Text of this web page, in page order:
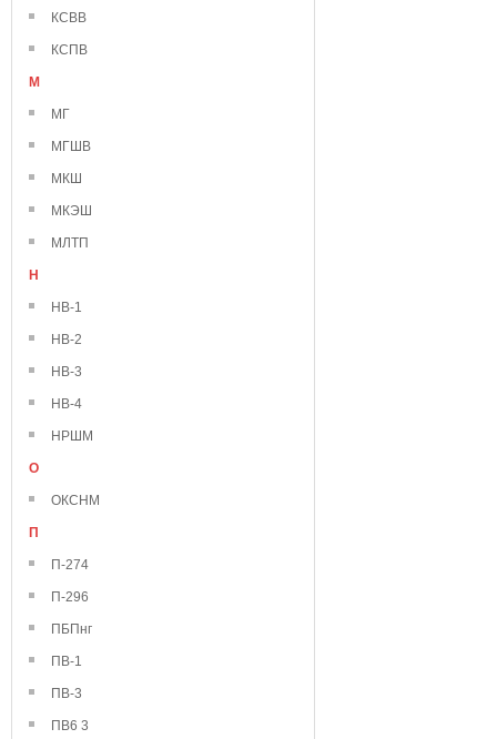
КСВВ
КСПВ
М
МГ
МГШВ
МКШ
МКЭШ
МЛТП
Н
НВ-1
НВ-2
НВ-3
НВ-4
НРШМ
О
ОКСНМ
П
П-274
П-296
ПБПнг
ПВ-1
ПВ-3
ПВ6 3